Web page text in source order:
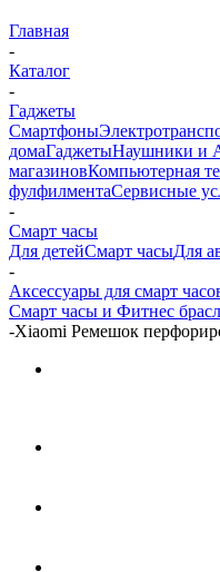
Главная
-
Каталог
-
Гаджеты
Смартфоны
домаГаджетыНаушники и
магазиновКомпьютерная
фулфилментаСервисные
-
Смарт часы
Для детейСмарт часыДля
-
Аксессуары для смарт
Смарт часы и Фитнес
-Xiaomi Ремешок